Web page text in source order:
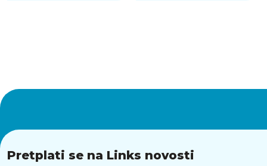
Pretplati se na Links novosti